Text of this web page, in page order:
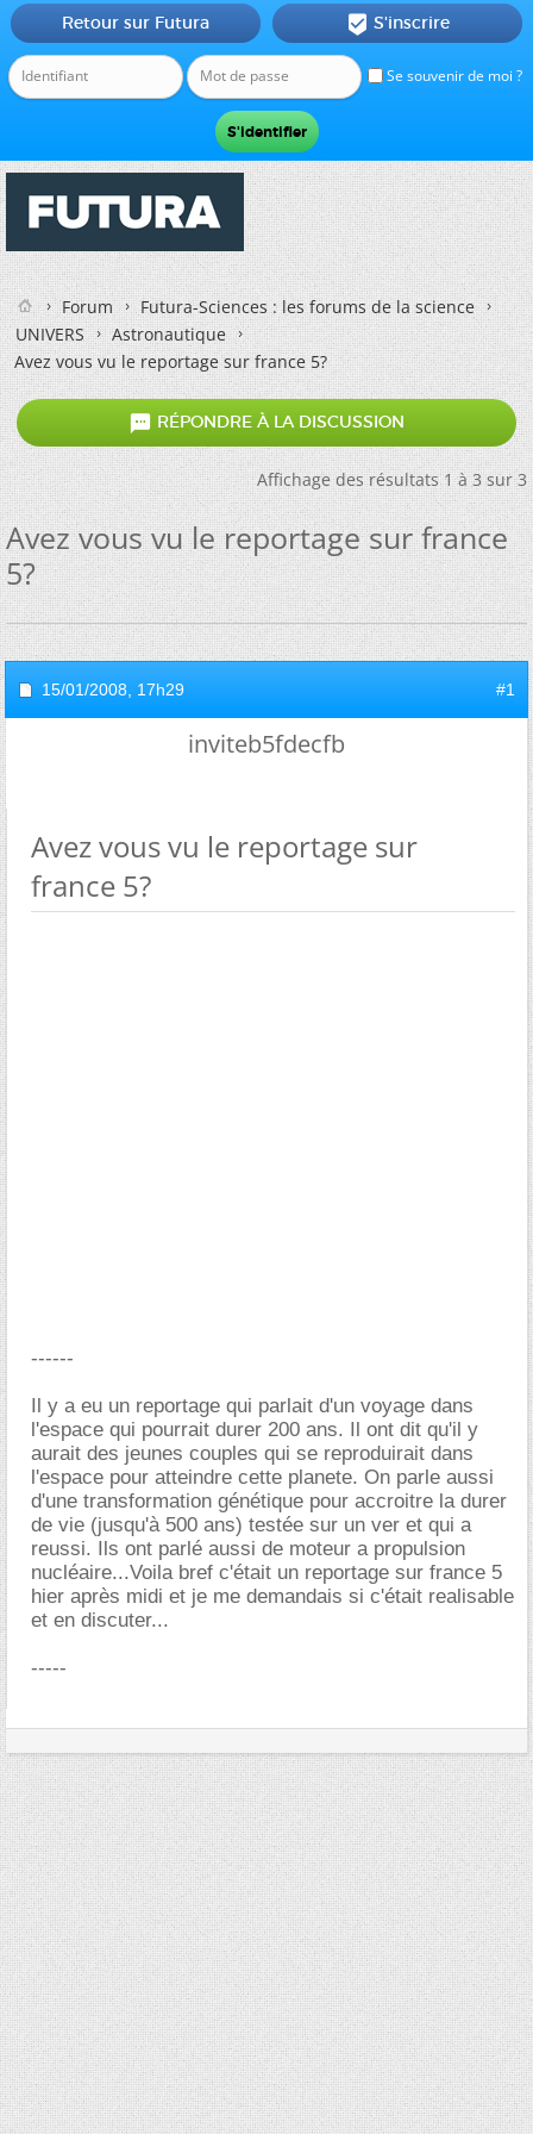
Se souvenir de moi ?
Retour sur Futura  S'inscrire
Forum
Futura-Sciences : les forums de la science
UNIVERS
Astronautique
Avez vous vu le reportage sur france 5?
 RÉPONDRE À LA DISCUSSION
Affichage des résultats 1 à 3 sur 3
Avez vous vu le reportage sur france
5?
15/01/2008, 17h29 #1
inviteb5fdecfb
Avez vous vu le reportage sur
france 5?
------
Il y a eu un reportage qui parlait d'un voyage dans
l'espace qui pourrait durer 200 ans. Il ont dit qu'il y
aurait des jeunes couples qui se reproduirait dans
l'espace pour atteindre cette planete. On parle aussi
d'une transformation génétique pour accroitre la durer
de vie (jusqu'à 500 ans) testée sur un ver et qui a
reussi. Ils ont parlé aussi de moteur a propulsion
nucléaire...Voila bref c'était un reportage sur france 5
hier après midi et je me demandais si c'était realisable
et en discuter...
-----